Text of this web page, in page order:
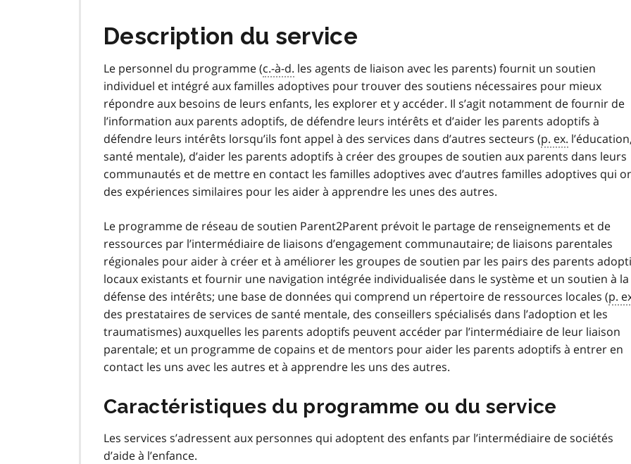
Description du service
Le personnel du programme (c.-à-d. les agents de liaison avec les parents) fournit un soutien
individuel et intégré aux familles adoptives pour trouver des soutiens nécessaires pour mieux
répondre aux besoins de leurs enfants, les explorer et y accéder. Il s’agit notamment de fournir de
l’information aux parents adoptifs, de défendre leurs intérêts et d’aider les parents adoptifs à
défendre leurs intérêts lorsqu’ils font appel à des services dans d’autres secteurs (p. ex.
santé mentale), d’aider les parents adoptifs à créer des groupes de soutien aux parents dans leurs
communautés et de mettre en contact les familles adoptives avec d’autres familles adoptives qui
des expériences similaires pour les aider à apprendre les unes des autres.
Le programme de réseau de soutien Parent2Parent prévoit le partage de renseignements et de
ressources par l’intermédiaire de liaisons d’engagement communautaire; de liaisons parentales
régionales pour aider à créer et à améliorer les groupes de soutien par les pairs des parents
locaux existants et fournir une navigation intégrée individualisée dans le système et un soutien à la
défense des intérêts; une base de données qui comprend un répertoire de ressources locales (p.
des prestataires de services de santé mentale, des conseillers spécialisés dans l’adoption et les
traumatismes) auxquelles les parents adoptifs peuvent accéder par l’intermédiaire de leur liaison
parentale; et un programme de copains et de mentors pour aider les parents adoptifs à entrer en
contact les uns avec les autres et à apprendre les uns des autres.
Caractéristiques du programme ou du service
Les services s’adressent aux personnes qui adoptent des enfants par l’intermédiaire de sociétés
d’aide à l’enfance.